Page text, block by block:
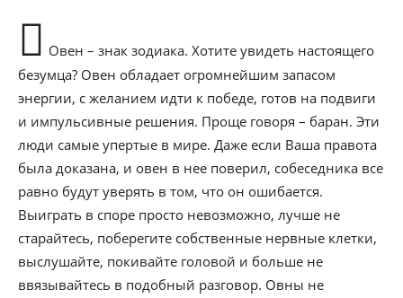
Овен – знак зодиака. Хотите увидеть настоящего
безумца? Овен обладает огромнейшим запасом
энергии, с желанием идти к победе, готов на подвиги
и импульсивные решения. Проще говоря – баран. Эти
люди самые упертые в мире. Даже если Ваша правота
была доказана, и овен в нее поверил, собеседника все
равно будут уверять в том, что он ошибается.
Выиграть в споре просто невозможно, лучше не
старайтесь, поберегите собственные нервные клетки,
выслушайте, покивайте головой и больше не
ввязывайтесь в подобный разговор. Овны не